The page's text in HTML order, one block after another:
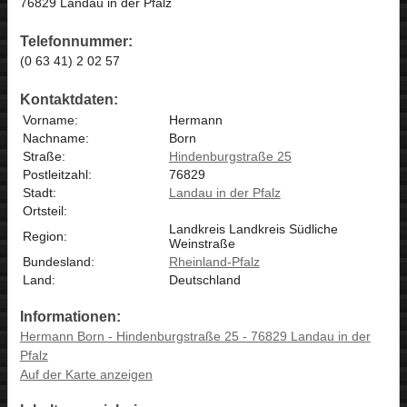
Telefonnummer:
(0 63 41) 2 02 57
Kontaktdaten:
Vorname:
Hermann
Nachname:
Born
Straße:
Hindenburgstraße 25
Postleitzahl:
76829
Stadt:
Landau in der Pfalz
Ortsteil:
Region:
Landkreis Landkreis Südliche
Weinstraße
Bundesland:
Rheinland-Pfalz
Land:
Deutschland
Informationen:
Hermann Born - Hindenburgstraße 25 - 76829 Landau in der
Pfalz
Auf der Karte anzeigen